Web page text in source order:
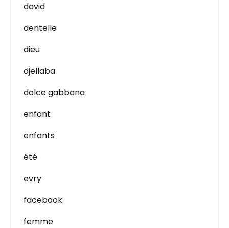
david
dentelle
dieu
djellaba
dolce gabbana
enfant
enfants
été
evry
facebook
femme